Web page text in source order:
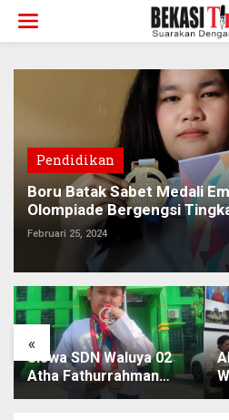
konten
Pendidikan
Boru Batak Sabet Medali
Olompiade Bergengsi
Februari 25, 2024
«
Siswa SDN Waluya 02
Atha Fathurrahman
Raih Medali Emas